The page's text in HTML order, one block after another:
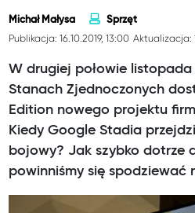
Michał Małysa Sprzęt
Publikacja: 16.10.2019, 13:00 Aktualizacja:
W drugiej połowie
Stanach Zjednoczonych
Edition nowego projektu
Kiedy Google Stadia
bojowy? Jak szybko dotrze
powinniśmy się spodziewać